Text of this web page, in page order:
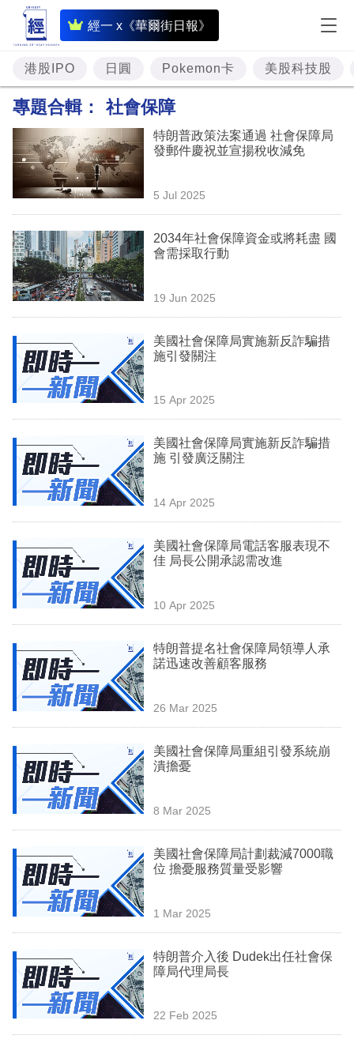
經一 x《華爾街日報》
即
時
財
經
題
投
資
樓
市
理
業
科
技
場
生
時
事
訂
閱
港股IPO 日圓 Pokemon卡 美股科技股
專題合輯： 社會保障
特朗普政策法案通過 社會保障局
發郵件慶祝並宣揚稅收減免
5 Jul 2025
2034年社會保障資金或將耗盡 國
會需採取行動
19 Jun 2025
美國社會保障局實施新反詐騙措
施引發關注
15 Apr 2025
美國社會保障局實施新反詐騙措
施 引發廣泛關注
14 Apr 2025
美國社會保障局電話客服表現不
佳 局長公開承認需改進
10 Apr 2025
特朗普提名社會保障局領導人承
諾迅速改善顧客服務
26 Mar 2025
美國社會保障局重組引發系統崩
潰擔憂
8 Mar 2025
美國社會保障局計劃裁減7000職
位 擔憂服務質量受影響
1 Mar 2025
特朗普介入後 Dudek出任社會保
障局代理局長
22 Feb 2025